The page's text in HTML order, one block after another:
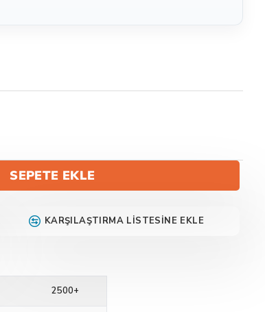
SEPETE EKLE
KARŞILAŞTIRMA LISTESINE EKLE
2500+